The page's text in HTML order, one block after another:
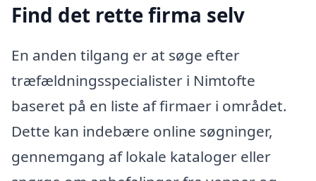
Find det rette firma selv
En anden tilgang er at søge efter
træfældningsspecialister i Nimtofte
baseret på en liste af firmaer i området.
Dette kan indebære online søgninger,
gennemgang af lokale kataloger eller